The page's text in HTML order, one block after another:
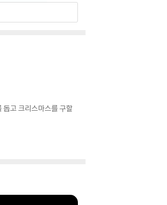
돕고 크리스마스를 구할